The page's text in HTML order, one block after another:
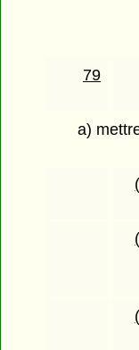
79
a)